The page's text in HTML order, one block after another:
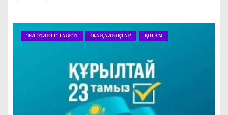
"ЕЛ ТІЛЕГІ" ГАЗЕТІ ЖАҢАЛЫҚТАР ҚОҒАМ